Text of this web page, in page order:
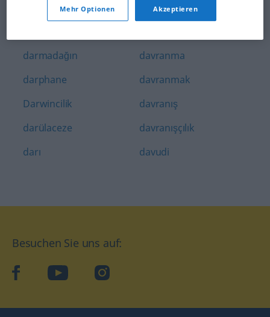
dargınlık
darmadağın
darphane
Darwincilik
darülaceze
darı
davetsiz
davranma
davranmak
davranış
davranışçılık
davudi
Besuchen Sie uns auf:
facebookYouTube Instagram
Mehr Optionen Akzeptieren